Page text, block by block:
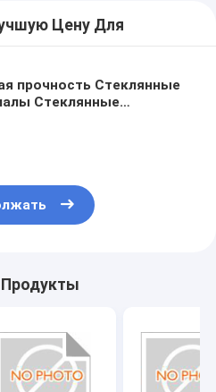
Цену Для
прочность Стеклянные
Стеклянные